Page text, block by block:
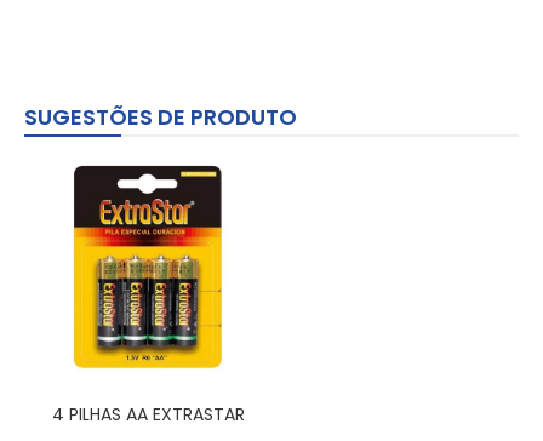
SUGESTÕES DE PRODUTO
4 PILHAS AA EXTRASTAR